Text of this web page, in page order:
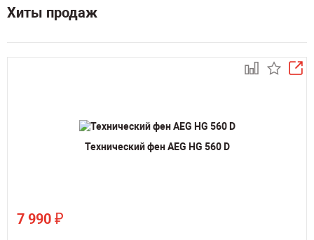
Хиты продаж
Технический фен AEG HG 560 D
7 990 ₽